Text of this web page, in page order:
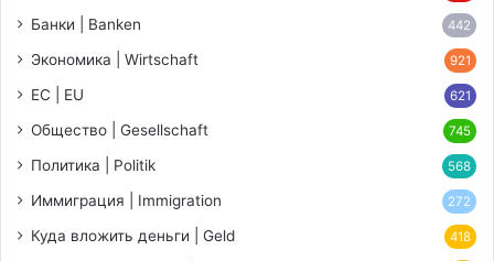
Банки | Banken 442
Экономика | Wirtschaft 921
ЕС | EU 621
Общество | Gesellschaft 745
Политика | Politik 568
Иммиграция | Immigration 272
Куда вложить деньги | Geld 418